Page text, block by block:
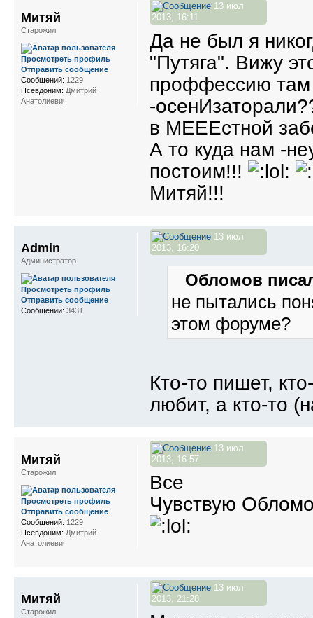
13 июл
2013, 16:11
Да не был я
"Путяга". Вижу
проффессию там
-
в МЕЕЕстной
А то куда нам -
постоим!!!
Митяй!!!
Митяй
Старожил
Просмотреть профиль
Отправить сообщение
Сообщений: 1229
Псевдоним: Дмитрий
Анатолиевич
13 июл
2013, 16:20
Обломов
не пытались
этом форуме?
Кто-то пишет,
любит, а кто-то
Admin
Администратор
Просмотреть профиль
Отправить сообщение
Сообщений: 3431
13 июл
2013, 16:57
Все
Чувствую
Митяй
Старожил
Просмотреть профиль
Отправить сообщение
Сообщений: 1229
Псевдоним: Дмитрий
Анатолиевич
13 июл
2013, 21:28
Митяй
Старожил